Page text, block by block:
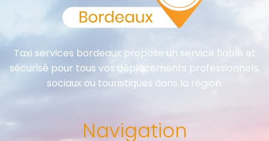
Taxi services bordeaux propose un service fiable et
sécurisé pour tous vos déplacements professionnels,
sociaux ou touristiques dans la région.
Navigation